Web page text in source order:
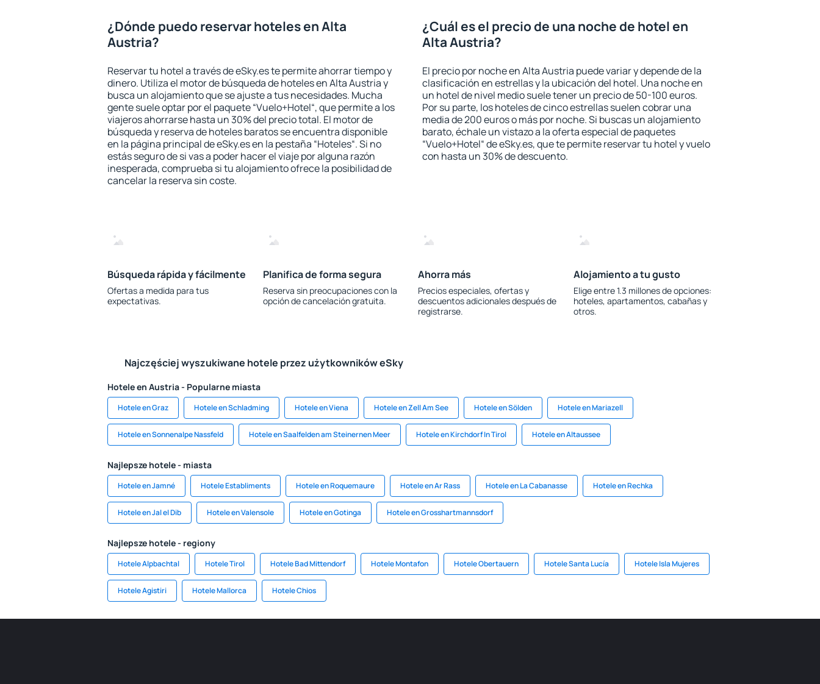
¿Dónde puedo reservar hoteles en Alta
Austria?
Reservar tu hotel a través de eSky.es te permite ahorrar tiempo y
dinero. Utiliza el motor de búsqueda de hoteles en Alta Austria y
busca un alojamiento que se ajuste a tus necesidades. Mucha
gente suele optar por el paquete “Vuelo+Hotel“, que permite a los
viajeros ahorrarse hasta un 30% del precio total. El motor de
búsqueda y reserva de hoteles baratos se encuentra disponible
en la página principal de eSky.es en la pestaña “Hoteles“. Si no
estás seguro de si vas a poder hacer el viaje por alguna razón
inesperada, comprueba si tu alojamiento ofrece la posibilidad de
cancelar la reserva sin coste.
¿Cuál es el precio de una noche de hotel en
Alta Austria?
El precio por noche en Alta Austria puede variar y depende de la
clasificación en estrellas y la ubicación del hotel. Una noche en
un hotel de nivel medio suele tener un precio de 50-100 euros.
Por su parte, los hoteles de cinco estrellas suelen cobrar una
media de 200 euros o más por noche. Si buscas un alojamiento
barato, échale un vistazo a la oferta especial de paquetes
“Vuelo+Hotel“ de eSky.es, que te permite reservar tu hotel y vuelo
con hasta un 30% de descuento.
Búsqueda rápida y fácilmente
Ofertas a medida para tus
expectativas.
Planifica de forma segura
Reserva sin preocupaciones con la
opción de cancelación gratuita.
Ahorra más
Precios especiales, ofertas y
descuentos adicionales después de
registrarse.
Alojamiento a tu gusto
Elige entre 1.3 millones de opciones:
hoteles, apartamentos, cabañas y
otros.
Najczęściej wyszukiwane hotele przez użytkowników eSky
Hotele en Austria - Popularne miasta
Hotele en Graz Hotele en Schladming Hotele en Viena Hotele en Zell Am See Hotele en Sölden Hotele en Mariazell
Hotele en Sonnenalpe Nassfeld Hotele en Saalfelden am Steinernen Meer Hotele en Kirchdorf In Tirol Hotele en Altaussee
Najlepsze hotele - miasta
Hotele en Jamné Hotele Establiments Hotele en Roquemaure Hotele en Ar Rass Hotele en La Cabanasse Hotele en Rechka
Hotele en Jal el Dib Hotele en Valensole Hotele en Gotinga Hotele en Grosshartmannsdorf
Najlepsze hotele - regiony
Hotele Alpbachtal Hotele Tirol Hotele Bad Mittendorf Hotele Montafon Hotele Obertauern Hotele Santa Lucía Hotele Isla Mujeres
Hotele Agistiri Hotele Mallorca Hotele Chios